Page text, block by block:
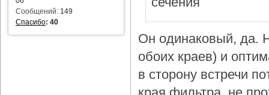
Сообщений: 149
Спасибо: 40
Он одинаковый, да.
обоих краев) и
в сторону встречи